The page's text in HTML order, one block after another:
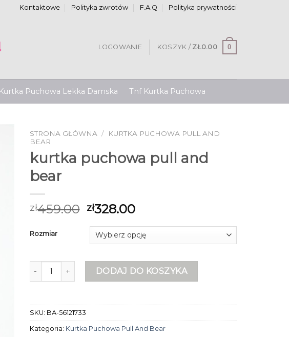
Kontaktowe Polityka zwrotów F.A.Q Polityka prywatności
LOGOWANIE KOSZYK / ZŁ0.00 0
Kurtka Puchowa Lekka Damska Tnf Kurtka Puchowa
STRONA GŁÓWNA /
KURTKA PUCHOWA PULL AND
BEAR
kurtka puchowa pull and
bear
zł459.00 zł328.00
Rozmiar
ilość kurtka puchowa pull and bear
DODAJ DO KOSZYKA
SKU: BA-56121733
Kategoria: Kurtka Puchowa Pull And Bear